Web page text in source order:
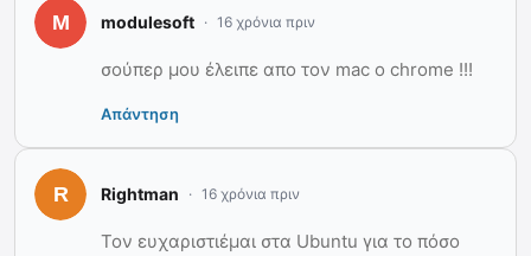
modulesoft 16 χρόνια πριν
σούπερ μου έλειπε απο τον mac ο chrome !!!
Απάντηση
Rightman 16 χρόνια πριν
Toν ευχαριστιέμαι στα Ubuntu για το πόσο